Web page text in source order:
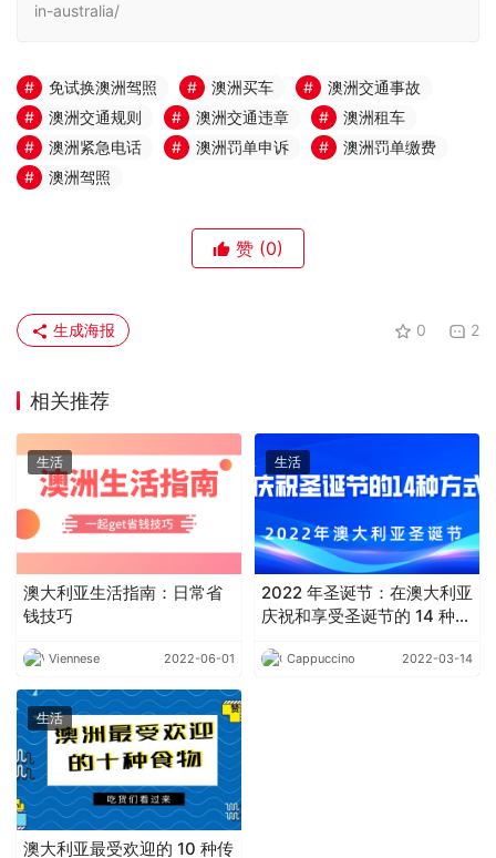
in-australia/
免试换澳洲驾照 澳洲买车
澳洲交通事故
澳洲交通规则
澳洲交通违章
澳洲租车
澳洲紧急电话
澳洲罚单申诉
澳洲罚单缴费
澳洲驾照
赞 (0)
0 2
生成海报
相关推荐
生活
澳大利亚生活指南：日常省
钱技巧
Viennese 2022-06-01
生活
2022 年圣诞节：在澳大利亚
庆祝和享受圣诞节的 14 种方
Cappuccino 2022-03-14
生活
澳大利亚最受欢迎的 10 种传